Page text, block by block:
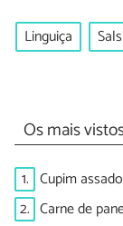
Linguiça
Os mais
1. Cupim
2. Carne de